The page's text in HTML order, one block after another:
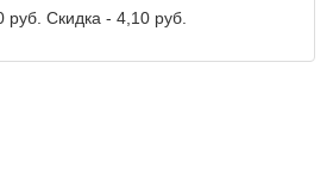
руб. Скидка - 4,10 руб.